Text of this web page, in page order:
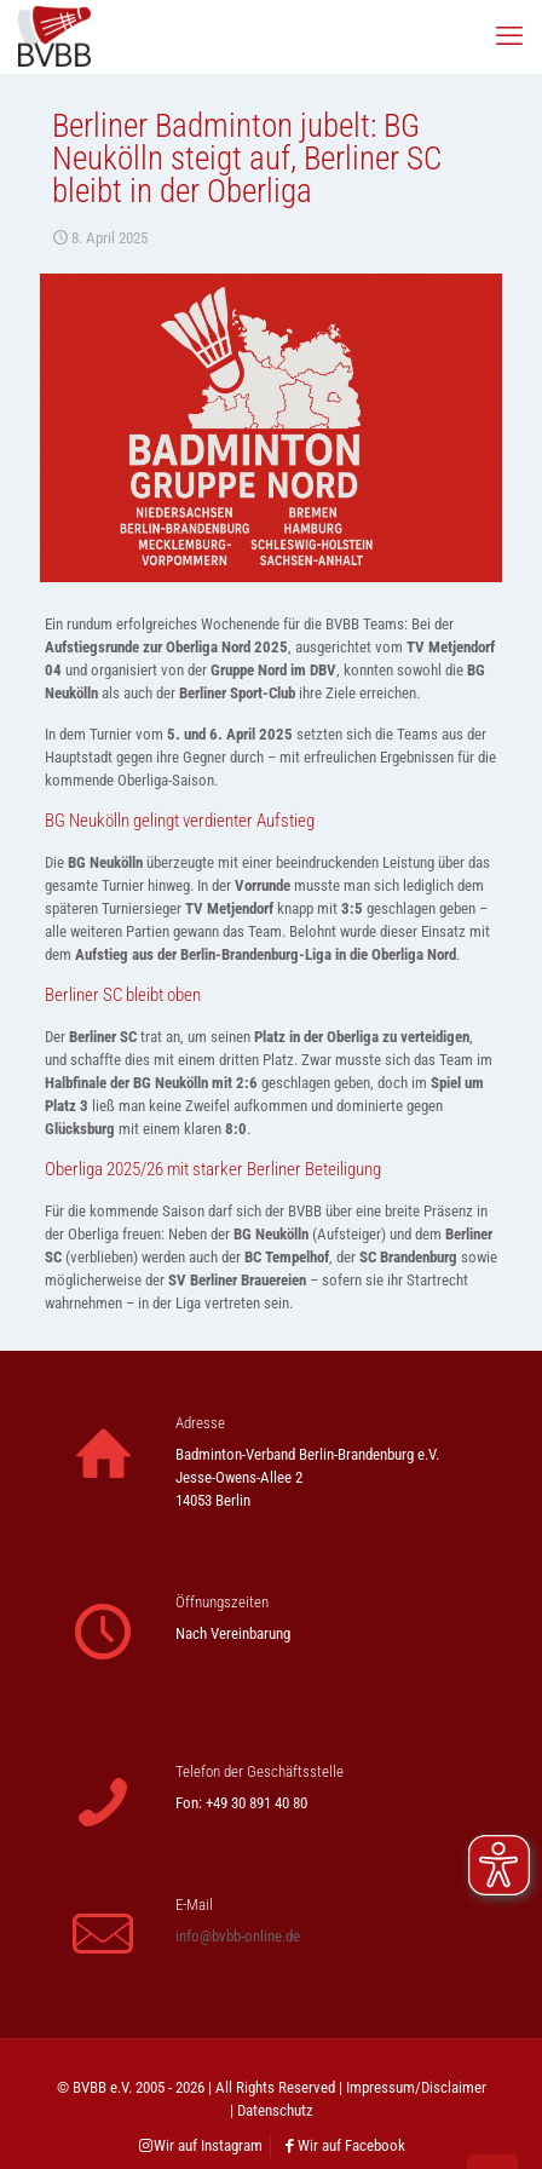
Berliner Badminton jubelt: BG
Neukölln steigt auf, Berliner SC
bleibt in der Oberliga
8. April 2025
Ein rundum erfolgreiches Wochenende für die BVBB Teams: Bei der
Aufstiegsrunde zur Oberliga Nord 2025 , ausgerichtet vom TV Metjendorf
04 und organisiert von der Gruppe Nord im DBV, konnten sowohl die BG
Neuköllnals auch der Berliner Sport-Clubihre Ziele erreichen.
In dem Turnier vom 5. und 6. April 2025 setzten sich die Teams aus der
Hauptstadt gegen ihre Gegner durch – mit erfreulichen Ergebnissen für die
kommende Oberliga-Saison.
BG Neukölln gelingt verdienter Aufstieg
Die BG Neuköllnüberzeugte mit einer beeindruckenden Leistung über das
gesamte Turnier hinweg. In der Vorrundemusste man sich lediglich dem
späteren Turniersieger TV Metjendorfknapp mit 3:5 geschlagen geben –
alle weiteren Partien gewann das Team. Belohnt wurde dieser Einsatz mit
dem Aufstieg aus der Berlin-Brandenburg-Liga in die Oberliga Nord .
Berliner SC bleibt oben
Der Berliner SCtrat an, um seinen Platz in der Oberliga zu verteidigen,
und schaffte dies mit einem dritten Platz. Zwar musste sich das Team im
Halbfinale der BG Neukölln mit 2:6 geschlagen geben, doch im Spiel um
Platz 3 ließ man keine Zweifel aufkommen und dominierte gegen
Glücksburg mit einem klaren 8:0.
Oberliga 2025/26 mit starker Berliner Beteiligung
Für die kommende Saison darf sich der BVBB über eine breite Präsenz in
der Oberliga freuen: Neben der BG Neukölln(Aufsteiger) und dem Berliner
SC(verblieben) werden auch der BC Tempelhof, der SC Brandenburg sowie
möglicherweise der SV Berliner Brauereien– sofern sie ihr Startrecht
wahrnehmen – in der Liga vertreten sein.
Adresse
Badminton-Verband Berlin-Brandenburg e.V.
Jesse-Owens-Allee 2
14053 Berlin
Öffnungszeiten
Nach Vereinbarung
Telefon der Geschäftsstelle
Fon: +49 30 891 40 80
E-Mail
info@bvbb-online.de
© BVBB e.V. 2005 - 2026 | All Rights Reserved | Impressum/Disclaimer
| Datenschutz
Wir auf Instagram
Wir auf Facebook